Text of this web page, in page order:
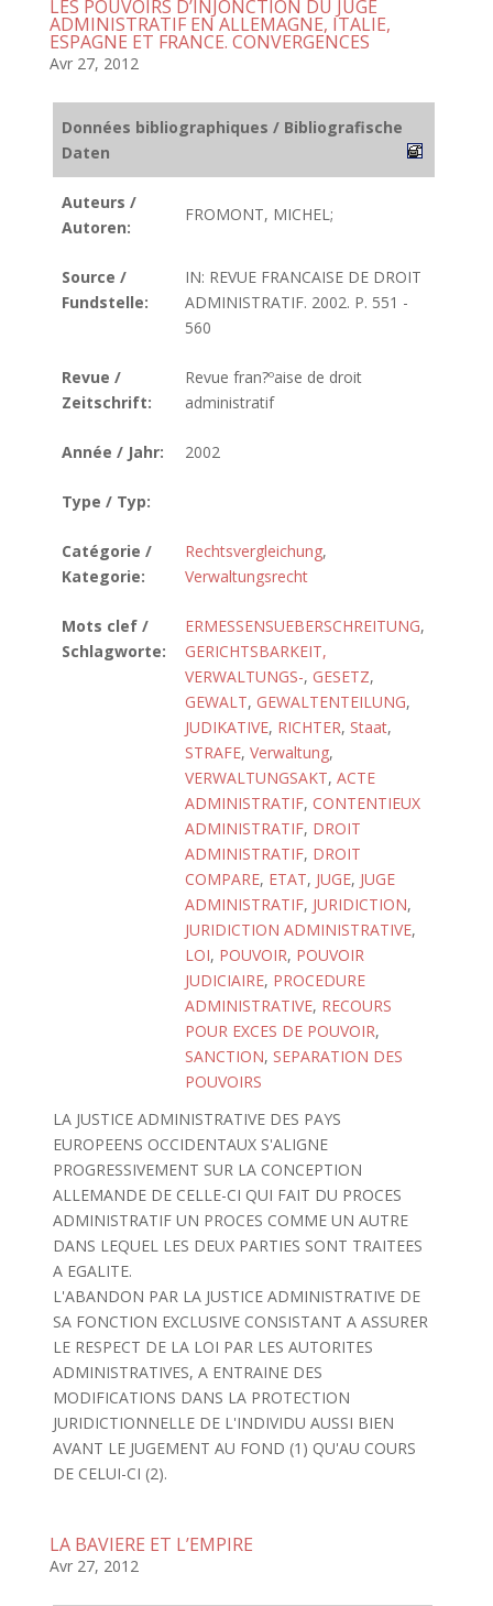
LES POUVOIRS D’INJONCTION DU JUGE
ADMINISTRATIF EN ALLEMAGNE, ITALIE,
ESPAGNE ET FRANCE. CONVERGENCES
Avr 27, 2012
Données bibliographiques / Bibliografische
Daten
Auteurs /
Autoren:
FROMONT, MICHEL;
Source /
Fundstelle:
IN: REVUE FRANCAISE DE DROIT
ADMINISTRATIF. 2002. P. 551 -
560
Revue /
Zeitschrift:
Revue fran?ºaise de droit
administratif
Année / Jahr: 2002
Type / Typ:
Catégorie /
Kategorie:
Rechtsvergleichung,
Verwaltungsrecht
Mots clef /
Schlagworte:
ERMESSENSUEBERSCHREITUNG,
GERICHTSBARKEIT,
VERWALTUNGS-, GESETZ,
GEWALT, GEWALTENTEILUNG,
JUDIKATIVE, RICHTER, Staat,
STRAFE, Verwaltung,
VERWALTUNGSAKT, ACTE
ADMINISTRATIF, CONTENTIEUX
ADMINISTRATIF, DROIT
ADMINISTRATIF, DROIT
COMPARE, ETAT, JUGE, JUGE
ADMINISTRATIF, JURIDICTION,
JURIDICTION ADMINISTRATIVE,
LOI, POUVOIR, POUVOIR
JUDICIAIRE, PROCEDURE
ADMINISTRATIVE, RECOURS
POUR EXCES DE POUVOIR,
SANCTION, SEPARATION DES
POUVOIRS
LA JUSTICE ADMINISTRATIVE DES PAYS
EUROPEENS OCCIDENTAUX S'ALIGNE
PROGRESSIVEMENT SUR LA CONCEPTION
ALLEMANDE DE CELLE-CI QUI FAIT DU PROCES
ADMINISTRATIF UN PROCES COMME UN AUTRE
DANS LEQUEL LES DEUX PARTIES SONT TRAITEES
A EGALITE.
L'ABANDON PAR LA JUSTICE ADMINISTRATIVE DE
SA FONCTION EXCLUSIVE CONSISTANT A ASSURER
LE RESPECT DE LA LOI PAR LES AUTORITES
ADMINISTRATIVES, A ENTRAINE DES
MODIFICATIONS DANS LA PROTECTION
JURIDICTIONNELLE DE L'INDIVIDU AUSSI BIEN
AVANT LE JUGEMENT AU FOND (1) QU'AU COURS
DE CELUI-CI (2).
LA BAVIERE ET L’EMPIRE
Avr 27, 2012